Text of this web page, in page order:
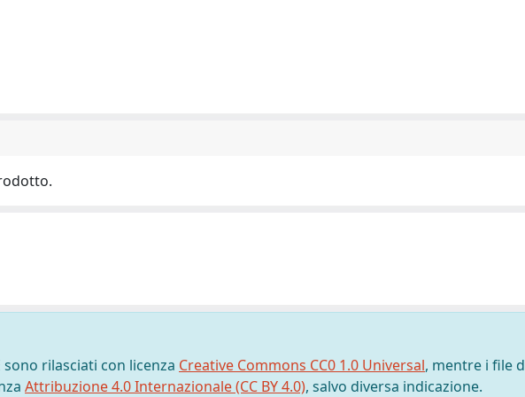
rilasciati con licenza Creative Commons CC0 1.0 Universal, mentre i file
Attribuzione 4.0 Internazionale (CC BY 4.0), salvo diversa indicazione.